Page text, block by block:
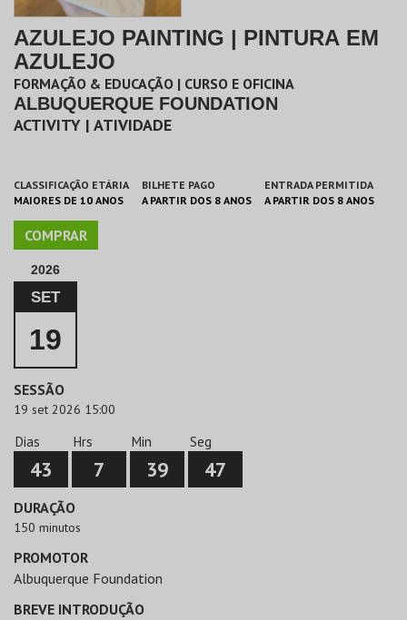
AZULEJO PAINTING | PINTURA EM
AZULEJO
FORMAÇÃO & EDUCAÇÃO | CURSO E OFICINA
ALBUQUERQUE FOUNDATION
ACTIVITY | ATIVIDADE
CLASSIFICAÇÃO ETÁRIA
MAIORES DE 10 ANOS
BILHETE PAGO
A PARTIR DOS 8 ANOS
ENTRADA PERMITIDA
A PARTIR DOS 8 ANOS
COMPRAR
2026
SET
19
SESSÃO
19 set 2026 15:00
Dias
43
Hrs
7
Min
39
Seg
47
DURAÇÃO
150 minutos
PROMOTOR
Albuquerque Foundation
BREVE INTRODUÇÃO